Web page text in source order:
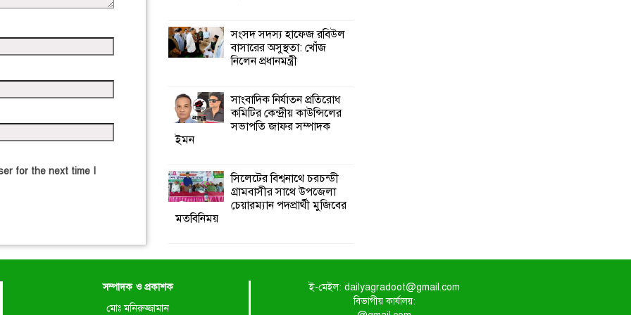
for the next time I
সংসদ সদস্য হাফেজ রবিউল
বাসারের অসুস্থতা: খোঁজ
নিলেন প্রধানমন্ত্রী
সাংবাদিক নির্যাতন প্রতিরোধ
কমিটির কেন্দ্রীয় কাউন্সিলের
সভাপতি জাফর সম্পাদক
ইমন
সিলেটের বিশ্বনাথে চরচন্ডী
গ্রামবাসীর সাথে উপজেলা
চেয়ারম্যান পদপ্রার্থী মুজিবের
মতবিনিময়
সম্পাদক ও প্রকাশক
মোঃ মনিরুজ্জামান
ই-মেইল: dailyagradoot@gmail.com
বিভাগীয় কার্যালয়: